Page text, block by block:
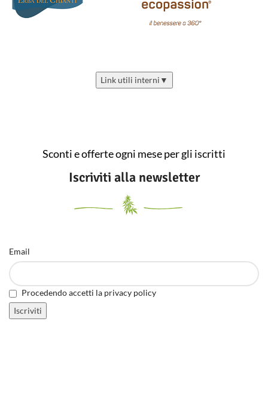
Link utili interni ▼
Sconti e offerte ogni mese per gli iscritti
Iscriviti alla newsletter
Email
Procedendo accetti la privacy policy